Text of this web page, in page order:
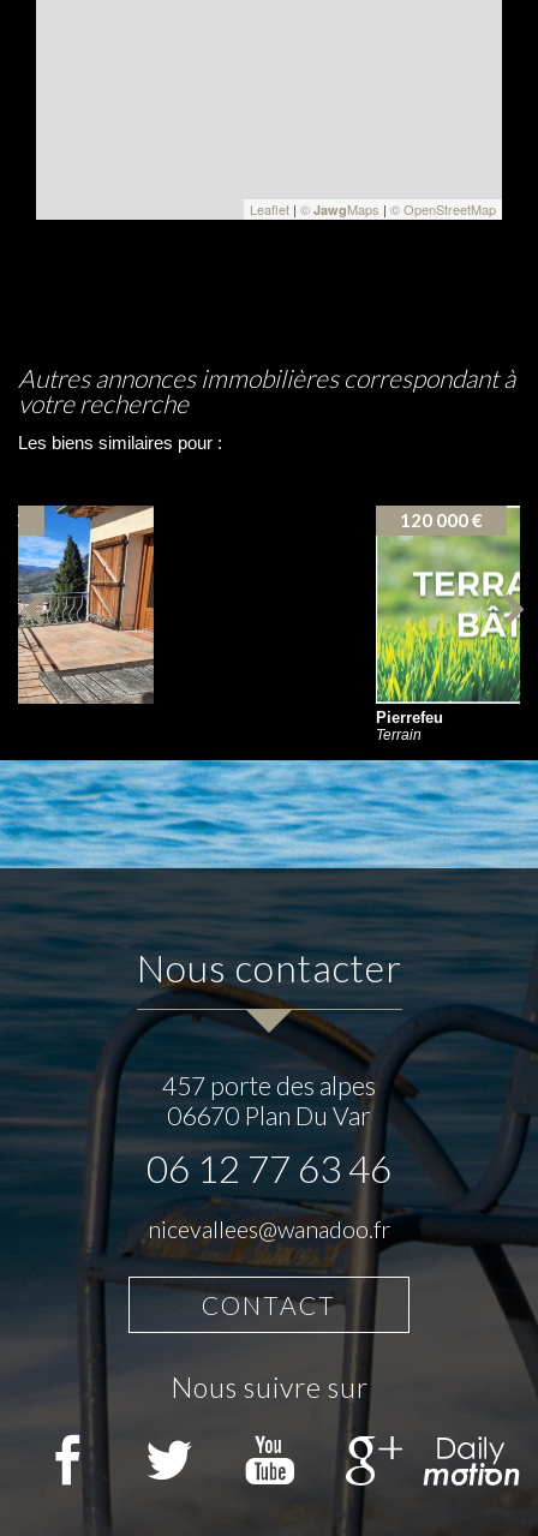
Leaflet | © JawgMaps | © OpenStreetMap
autres annonces immobilières correspondant à
votre recherche
Les biens similaires pour :
nous contacter
457 porte des alpes
06670 Plan Du Var
06 12 77 63 46
nicevallees@wanadoo.fr
CONTACT
nous suivre sur